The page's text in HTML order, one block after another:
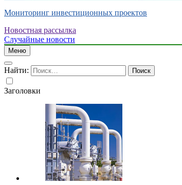
Мониторинг инвестиционных проектов
Новостная рассылка
Случайные новости
Меню
Найти:
Заголовки